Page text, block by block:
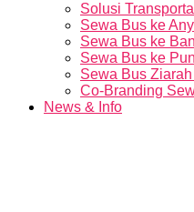
Solusi
Sewa Bus ke
Sewa Bus ke
Sewa Bus ke
Sewa Bus
Co-Branding
News & Info